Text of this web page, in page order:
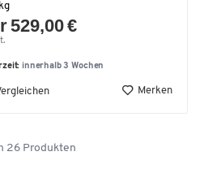
529,00 €
innerhalb 3 Wochen
Merken
26 Produkten